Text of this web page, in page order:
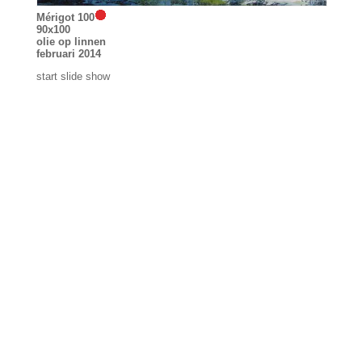
Mérigot 100
90x100
olie op linnen
februari 2014
start slide show